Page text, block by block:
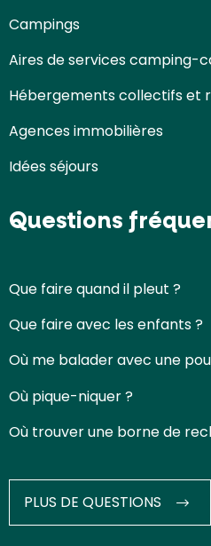
Campings
Aires de services camping-
Hébergements collectifs et
Agences immobilières
Idées séjours
Questions
Que faire quand il pleut ?
Que faire avec les enfants ?
Où me balader avec une
Où pique-niquer ?
Où trouver une borne de
PLUS DE QUESTIONS